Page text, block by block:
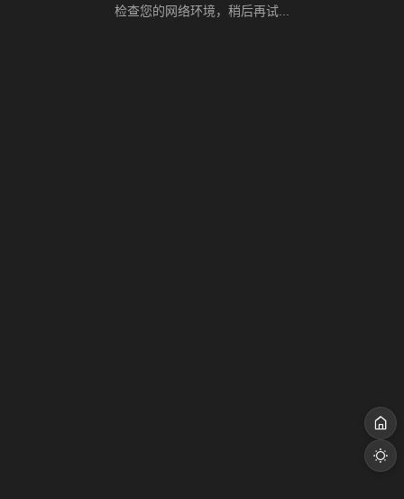
检查您的网络环境，稍后再试...